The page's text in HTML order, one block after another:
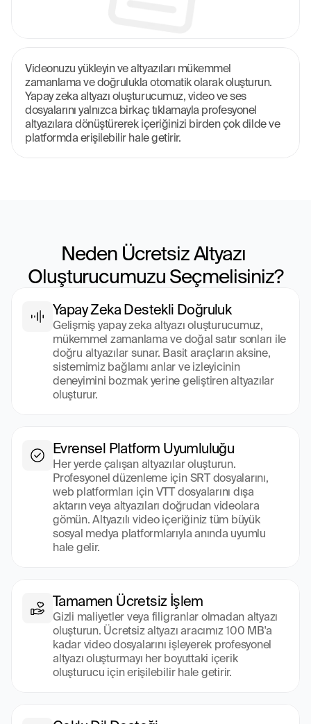
Videonuzu yükleyin ve altyazıları mükemmel
zamanlama ve doğrulukla otomatik olarak oluşturun.
Yapay zeka altyazı oluşturucumuz, video ve ses
dosyalarını yalnızca birkaç tıklamayla profesyonel
altyazılara dönüştürerek içeriğinizi birden çok dilde ve
platformda erişilebilir hale getirir.
Neden Ücretsiz Altyazı
Oluşturucumuzu Seçmelisiniz?
Yapay Zeka Destekli Doğruluk
Gelişmiş yapay zeka altyazı oluşturucumuz,
mükemmel zamanlama ve doğal satır sonları ile
doğru altyazılar sunar. Basit araçların aksine,
sistemimiz bağlamı anlar ve izleyicinin
deneyimini bozmak yerine geliştiren altyazılar
oluşturur.
Evrensel Platform Uyumluluğu
Her yerde çalışan altyazılar oluşturun.
Profesyonel düzenleme için SRT dosyalarını,
web platformları için VTT dosyalarını dışa
aktarın veya altyazıları doğrudan videolara
gömün. Altyazılı video içeriğiniz tüm büyük
sosyal medya platformlarıyla anında uyumlu
hale gelir.
Tamamen Ücretsiz İşlem
Gizli maliyetler veya filigranlar olmadan altyazı
oluşturun. Ücretsiz altyazı aracımız 100 MB'a
kadar video dosyalarını işleyerek profesyonel
altyazı oluşturmayı her boyuttaki içerik
oluşturucu için erişilebilir hale getirir.